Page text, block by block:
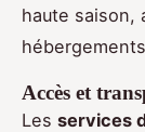
haute saison,
Accès et
Les services